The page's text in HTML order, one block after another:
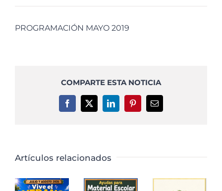
PROGRAMACIÓN MAYO 2019
COMPARTE ESTA NOTICIA
Facebook
X LinkedInPinterestCorreo
electrónico
Artículos relacionados